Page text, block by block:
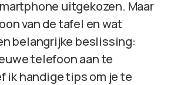
uitgekozen. Maar
van de tafel en wat
belangrijke beslissing:
telefoon aan te
ik handige tips om je te